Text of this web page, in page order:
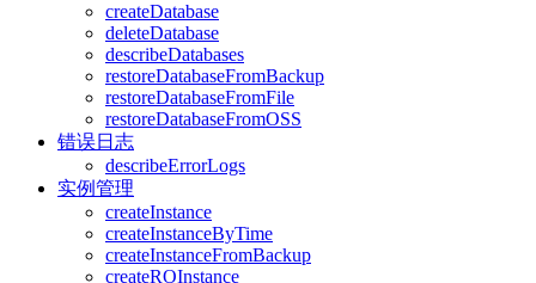
createDatabase
deleteDatabase
describeDatabases
restoreDatabaseFromBackup
restoreDatabaseFromFile
restoreDatabaseFromOSS
错误日志
describeErrorLogs
实例管理
createInstance
createInstanceByTime
createInstanceFromBackup
createROInstance